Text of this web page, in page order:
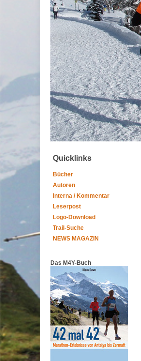
Quicklinks
Bücher
Autoren
Interna / Kommentar
Leserpost
Logo-Download
Trail-Suche
NEWS MAGAZIN
Das M4Y-Buch